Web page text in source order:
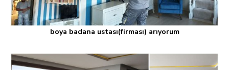
boya badana ustası(firması) arıyorum